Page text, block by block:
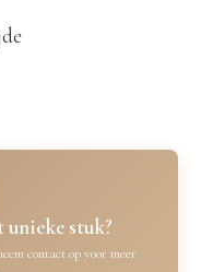
stuk?
contact op voor meer